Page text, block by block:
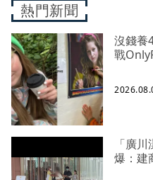
熱門新聞
沒錢養
戰
「廣
爆：建